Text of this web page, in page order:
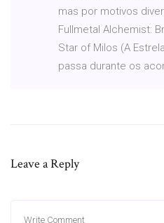
mas por motivos
Fullmetal Alchemist:
Star of Milos (A
passa durante os
Leave a Reply